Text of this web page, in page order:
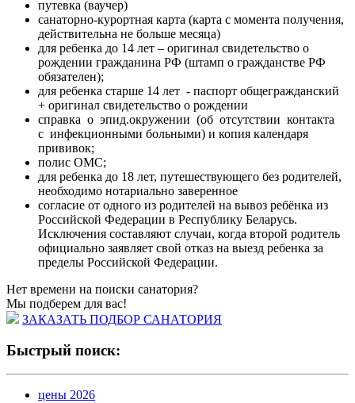
путевка (ваучер)
санаторно-курортная карта (карта с момента получения,
действительна не больше месяца)
для ребенка до 14 лет – оригинал свидетельство о
рождении гражданина РФ (штамп о гражданстве РФ
обязателен);
для ребенка старше 14 лет - паспорт общегражданский
+ оригинал свидетельство о рождении
справка о эпид.окружении (об отсутствии контакта
с инфекционными больными) и копия календаря
прививок;
полис ОМС;
для ребенка до 18 лет, путешествующего без родителей,
необходимо нотариально заверенное
согласие от одного из родителей на вывоз ребёнка из
Российской Федерации в Республику Беларусь.
Исключения составляют случаи, когда второй родитель
официально заявляет свой отказ на выезд ребенка за
пределы Российской Федерации.
Нет времени на поиски санатория?
Мы подберем для вас!
ЗАКАЗАТЬ ПОДБОР САНАТОРИЯ
Быстрый поиск:
цены 2026